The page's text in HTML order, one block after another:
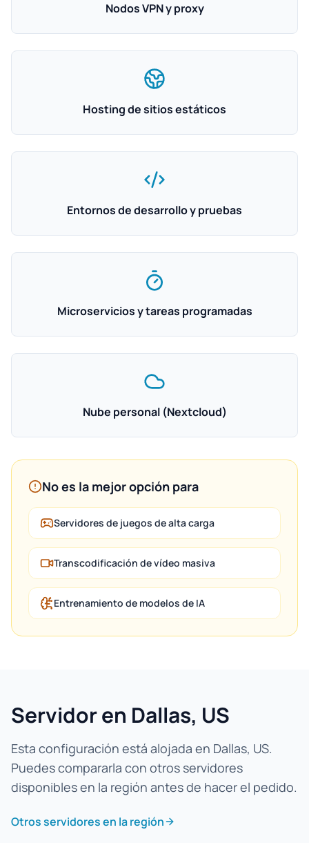
Nodos VPN y proxy
Hosting de sitios estáticos
Entornos de desarrollo y pruebas
Microservicios y tareas programadas
Nube personal (Nextcloud)
No es la mejor opción para
Servidores de juegos de alta carga
Transcodificación de vídeo masiva
Entrenamiento de modelos de IA
Servidor en Dallas, US
Esta configuración está alojada en Dallas, US.
Puedes compararla con otros servidores
disponibles en la región antes de hacer el pedido.
Otros servidores en la región